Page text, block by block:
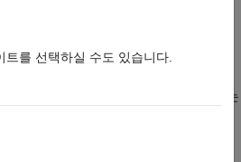
계층 구조 최상위 수준에 있는
Chart
트를 선택하실 수도 있습니다.